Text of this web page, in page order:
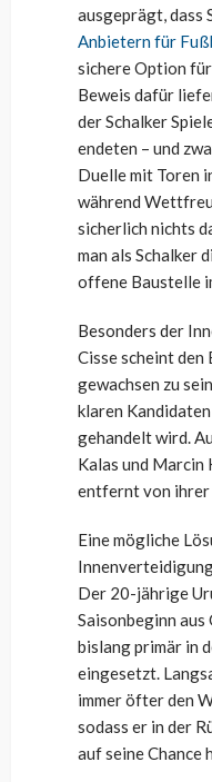
ausgeprägt, dass
Anbietern für
sichere Option
Beweis dafür
der Schalker
endeten – und
Duelle mit Toren
während
sicherlich nichts
man als Schalker
offene Baustelle
Besonders der
Cisse scheint
gewachsen zu
klaren
gehandelt wird.
Kalas und Marcin
entfernt von
Eine mögliche
Der 20-jährige
Saisonbeginn aus
bislang primär in
eingesetzt.
immer öfter den
sodass er in der
auf seine Chance